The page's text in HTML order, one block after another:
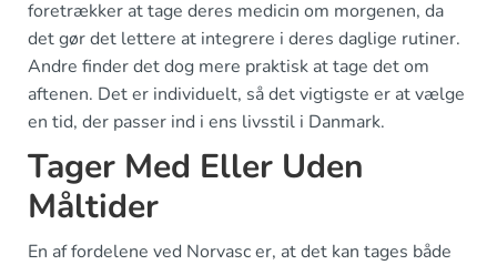
foretrækker at tage deres medicin om morgenen, da
det gør det lettere at integrere i deres daglige rutiner.
Andre finder det dog mere praktisk at tage det om
aftenen. Det er individuelt, så det vigtigste er at vælge
en tid, der passer ind i ens livsstil i Danmark.
Tager Med Eller Uden
Måltider
En af fordelene ved Norvasc er, at det kan tages både